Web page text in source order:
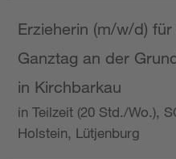
Erzieherin (m/w/d)
Ganztag an der
in Kirchbarkau
in Teilzeit (20 Std./Wo.),
Holstein, Lütjenburg